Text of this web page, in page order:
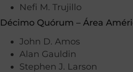
Nefi M. Trujillo
Décimo Quórum – Área
John D. Amos
Alan Gauldin
Stephen J. Larson